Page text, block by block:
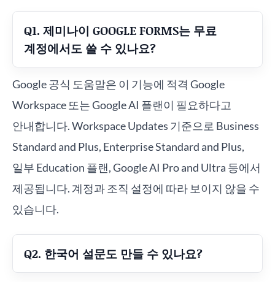
Q1. 제미나이 GOOGLE FORMS는 무료
계정에서도 쓸 수 있나요?
Google 공식 도움말은 이 기능에 적격 Google
Workspace 또는 Google AI 플랜이 필요하다고
안내합니다. Workspace Updates 기준으로 Business
Standard and Plus, Enterprise Standard and Plus,
일부 Education 플랜, Google AI Pro and Ultra 등에서
제공됩니다. 계정과 조직 설정에 따라 보이지 않을 수
있습니다.
Q2. 한국어 설문도 만들 수 있나요?